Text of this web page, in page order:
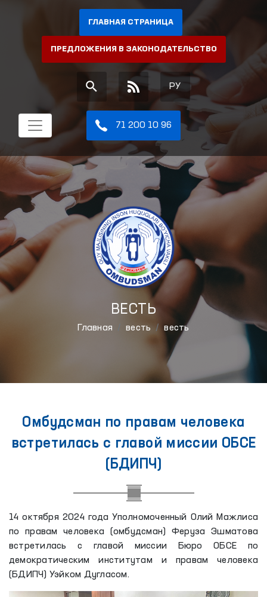
ГЛАВНАЯ СТРАНИЦА
ПРЕДЛОЖЕНИЯ В ЗАКОНОДАТЕЛЬСТВО
РУ
71 200 10 96
ВЕСТЬ
Главная весть весть
Омбудсман по правам человека
встретилась с главой миссии ОБСЕ
(БДИПЧ)
14 октября 2024 года Уполномоченный Олий Мажлиса
по правам человека (омбудсман) Феруза Эшматова
встретилась с главой миссии Бюро ОБСЕ по
демократическим институтам и правам человека
(БДИПЧ) Уэйком Дугласом.